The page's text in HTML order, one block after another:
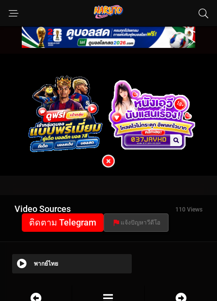
Video Sources 110 Views
ติดตาม Telegram แจ้งปัญหาวีดีโอ
พากย์ไทย